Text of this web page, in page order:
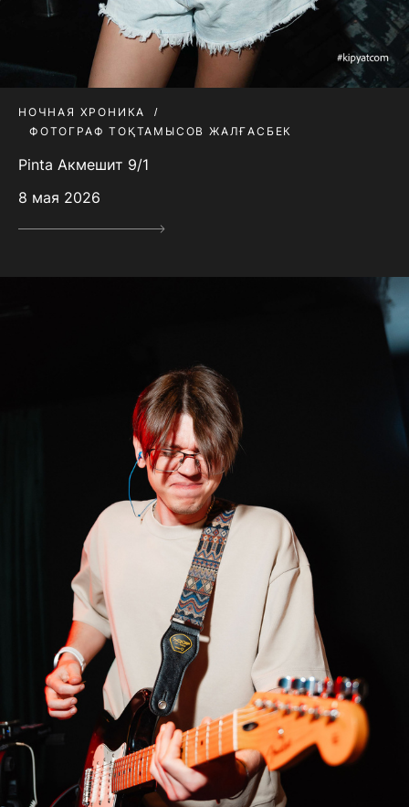
НОЧНАЯ ХРОНИКА
ФОТОГРАФ ТОҚТАМЫСОВ ЖАЛҒАСБЕК
Pinta Акмешит 9/1
8 мая 2026